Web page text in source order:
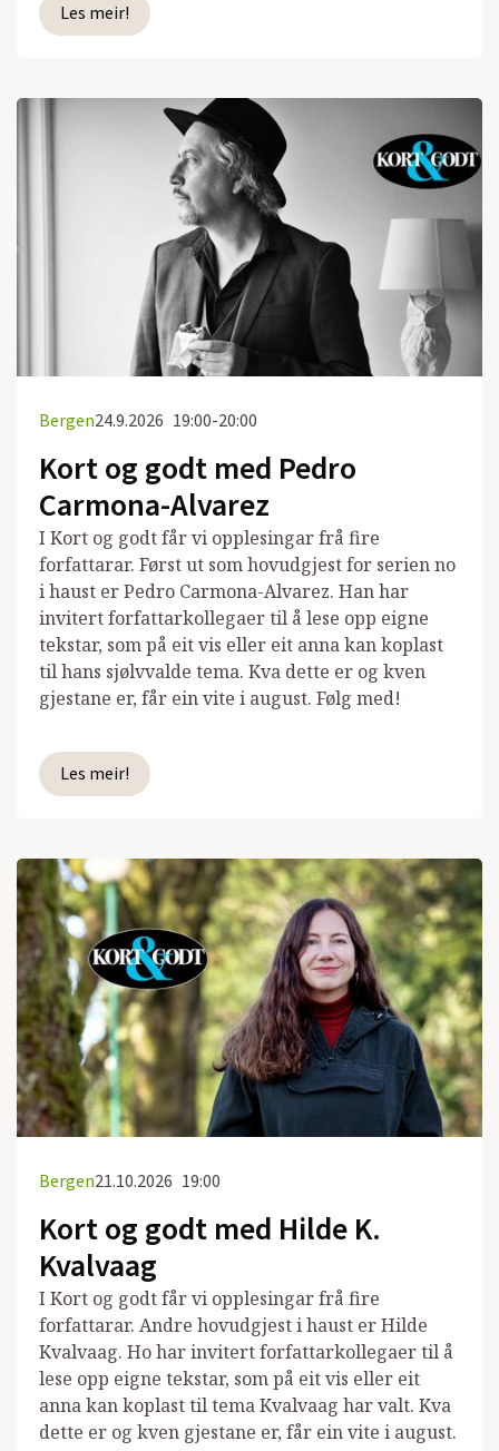
Les meir!
Bergen24.9.2026 19:00-20:00
Kort og godt med Pedro
Carmona-Alvarez
I Kort og godt får vi opplesingar frå fire
forfattarar. Først ut som hovudgjest for serien no
i haust er Pedro Carmona-Alvarez. Han har
invitert forfattarkollegaer til å lese opp eigne
tekstar, som på eit vis eller eit anna kan koplast
til hans sjølvvalde tema. Kva dette er og kven
gjestane er, får ein vite i august. Følg med!
Les meir!
Bergen21.10.2026 19:00
Kort og godt med Hilde K.
Kvalvaag
I Kort og godt får vi opplesingar frå fire
forfattarar. Andre hovudgjest i haust er Hilde
Kvalvaag. Ho har invitert forfattarkollegaer til å
lese opp eigne tekstar, som på eit vis eller eit
anna kan koplast til tema Kvalvaag har valt. Kva
dette er og kven gjestane er, får ein vite i august.